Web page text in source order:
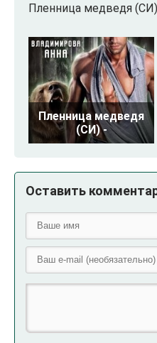
Пленница медведя
Пленница медведя
(СИ) -
Оставить